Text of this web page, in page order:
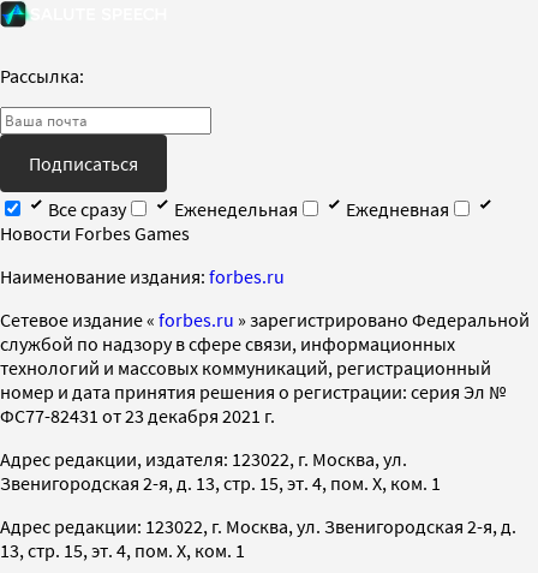
Рассылка:
Подписаться
Все сразу
Еженедельная
Ежедневная
Новости Forbes Games
Наименование издания: forbes.ru
Cетевое издание « forbes.ru » зарегистрировано Федеральной
службой по надзору в сфере связи, информационных
технологий и массовых коммуникаций, регистрационный
номер и дата принятия решения о регистрации: серия Эл №
ФС77-82431 от 23 декабря 2021 г.
Адрес редакции, издателя: 123022, г. Москва, ул.
Звенигородская 2-я, д. 13, стр. 15, эт. 4, пом. X, ком. 1
Адрес редакции: 123022, г. Москва, ул. Звенигородская 2-я, д.
13, стр. 15, эт. 4, пом. X, ком. 1